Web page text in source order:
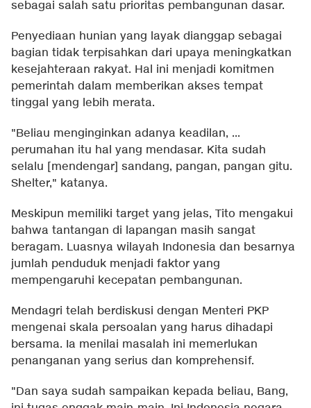
sebagai salah satu prioritas pembangunan dasar.
Penyediaan hunian yang layak dianggap sebagai
bagian tidak terpisahkan dari upaya meningkatkan
kesejahteraan rakyat. Hal ini menjadi komitmen
pemerintah dalam memberikan akses tempat
tinggal yang lebih merata.
"Beliau menginginkan adanya keadilan, ...
perumahan itu hal yang mendasar. Kita sudah
selalu [mendengar] sandang, pangan, pangan gitu.
Shelter," katanya.
Meskipun memiliki target yang jelas, Tito mengakui
bahwa tantangan di lapangan masih sangat
beragam. Luasnya wilayah Indonesia dan besarnya
jumlah penduduk menjadi faktor yang
mempengaruhi kecepatan pembangunan.
Mendagri telah berdiskusi dengan Menteri PKP
mengenai skala persoalan yang harus dihadapi
bersama. Ia menilai masalah ini memerlukan
penanganan yang serius dan komprehensif.
"Dan saya sudah sampaikan kepada beliau, Bang,